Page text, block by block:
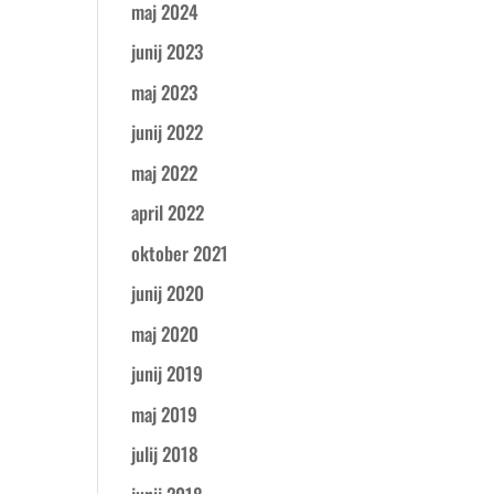
maj 2024
junij 2023
maj 2023
junij 2022
maj 2022
april 2022
oktober 2021
junij 2020
maj 2020
junij 2019
maj 2019
julij 2018